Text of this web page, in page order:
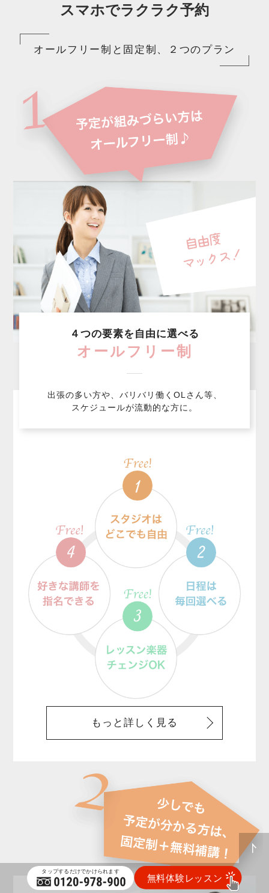
スマホでラクラク予約
オールフリー制と固定制、２つのプラン
４つの要素を自由に選べる
オールフリー制
出張の多い方や、バリバリ働くOLさん等、
スケジュールが流動的な方に。
もっと詳しく見る